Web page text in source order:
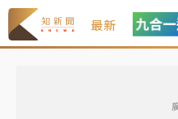
最新